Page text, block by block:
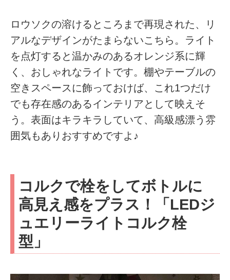
ロウソクの溶けるところまで再現された、リ
アルなデザインがたまらないこちら。ライト
を点灯すると温かみのあるオレンジ系に輝
く、おしゃれなライトです。棚やテーブルの
空きスペースに飾っておけば、これ1つだけ
でも存在感のあるインテリアとして映えそ
う。表面はキラキラしていて、高級感漂う雰
囲気もありおすすめですよ♪
コルクで栓をしてボトルに
高見え感をプラス！「LEDジ
ュエリーライトコルク栓
型」